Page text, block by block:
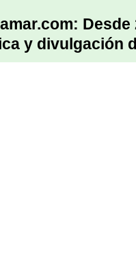
y divulgación